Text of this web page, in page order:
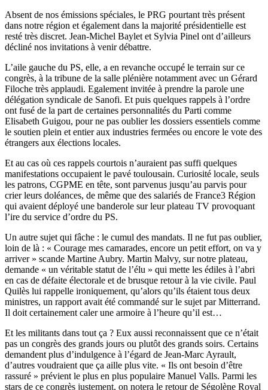
Absent de nos émissions spéciales, le PRG pourtant très présent
dans notre région et également dans la majorité présidentielle est
resté très discret. Jean-Michel Baylet et Sylvia Pinel ont d’ailleurs
décliné nos invitations à venir débattre.
L’aile gauche du PS, elle, a en revanche occupé le terrain sur ce
congrès, à la tribune de la salle plénière notamment avec un Gérard
Filoche très applaudi. Egalement invitée à prendre la parole une
délégation syndicale de Sanofi. Et puis quelques rappels à l’ordre
ont fusé de la part de certaines personnalités du Parti comme
Elisabeth Guigou, pour ne pas oublier les dossiers essentiels comme
le soutien plein et entier aux industries fermées ou encore le vote des
étrangers aux élections locales.
Et au cas où ces rappels courtois n’auraient pas suffi quelques
manifestations occupaient le pavé toulousain. Curiosité locale, seuls
les patrons, CGPME en tête, sont parvenus jusqu’au parvis pour
crier leurs doléances, de même que des salariés de France3 Région
qui avaient déployé une banderole sur leur plateau TV provoquant
l’ire du service d’ordre du PS.
Un autre sujet qui fâche : le cumul des mandats. Il ne fut pas oublier,
loin de là : « Courage mes camarades, encore un petit effort, on va y
arriver » scande Martine Aubry. Martin Malvy, sur notre plateau,
demande « un véritable statut de l’élu » qui mette les édiles à l’abri
en cas de défaite électorale et de brusque retour à la vie civile. Paul
Quilès lui rappelle ironiquement, qu’alors qu’ils étaient tous deux
ministres, un rapport avait été commandé sur le sujet par Mitterrand.
Il doit certainement caler une armoire à l’heure qu’il est…
Et les militants dans tout ça ? Eux aussi reconnaissent que ce n’était
pas un congrès des grands jours ou plutôt des grands soirs. Certains
demandent plus d’indulgence à l’égard de Jean-Marc Ayrault,
d’autres voudraient que ça aille plus vite. « Ils ont besoin d’être
rassuré » prévient le plus en plus populaire Manuel Valls. Parmi les
stars de ce congrès justement, on notera le retour de Ségolène Royal